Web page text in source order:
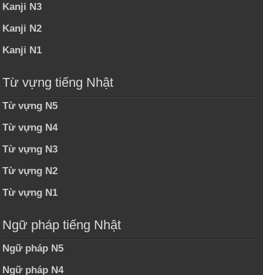
Kanji N3
Kanji N2
Kanji N1
Từ vựng tiếng Nhật
Từ vựng N5
Từ vựng N4
Từ vựng N3
Từ vựng N2
Từ vựng N1
Ngữ pháp tiếng Nhật
Ngữ pháp N5
Ngữ pháp N4